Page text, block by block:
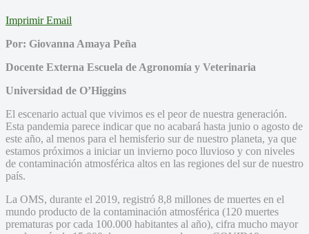
Imprimir Email
Por: Giovanna Amaya Peña
Docente Externa Escuela de Agronomía y Veterinaria
Universidad de O’Higgins
El escenario actual que vivimos es el peor de nuestra generación.
Esta pandemia parece indicar que no acabará hasta junio o agosto de
este año, al menos para el hemisferio sur de nuestro planeta, ya que
estamos próximos a iniciar un invierno poco lluvioso y con niveles
de contaminación atmosférica altos en las regiones del sur de nuestro
país.
La OMS, durante el 2019, registró 8,8 millones de muertes en el
mundo producto de la contaminación atmosférica (120 muertes
prematuras por cada 100.000 habitantes al año), cifra mucho mayor